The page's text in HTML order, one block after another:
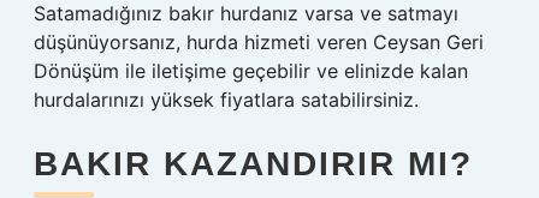
Satamadığınız bakır hurdanız varsa ve satmayı
düşünüyorsanız, hurda hizmeti veren Ceysan Geri
Dönüşüm ile iletişime geçebilir ve elinizde kalan
hurdalarınızı yüksek fiyatlara satabilirsiniz.
BAKIR KAZANDIRIR MI?